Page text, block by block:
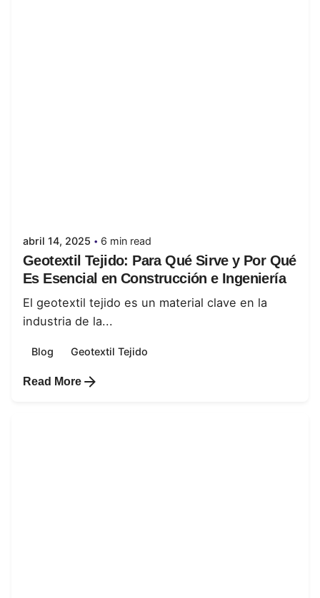
abril 14, 2025 6 min read
Geotextil Tejido: Para Qué Sirve y Por Qué
Es Esencial en Construcción e Ingeniería
El geotextil tejido es un material clave en la
industria de la...
Blog Geotextil Tejido
Read More